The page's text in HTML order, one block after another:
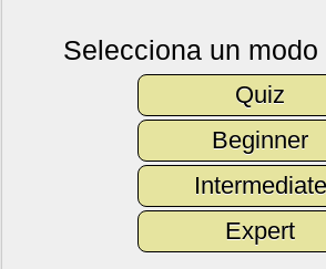
Selecciona un modo
Quiz
Beginner
Intermediate
Expert